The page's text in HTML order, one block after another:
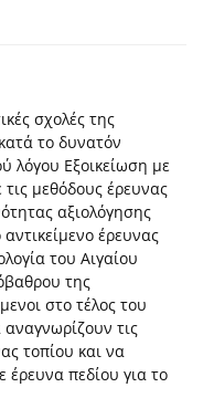
σχολές της
το δυνατόν
λόγου Εξοικείωση με
μεθόδους έρευνας
αξιολόγησης
έρευνας
του Αιγαίου
της
στο τέλος του
τις
τοπίου και να
πεδίου για το